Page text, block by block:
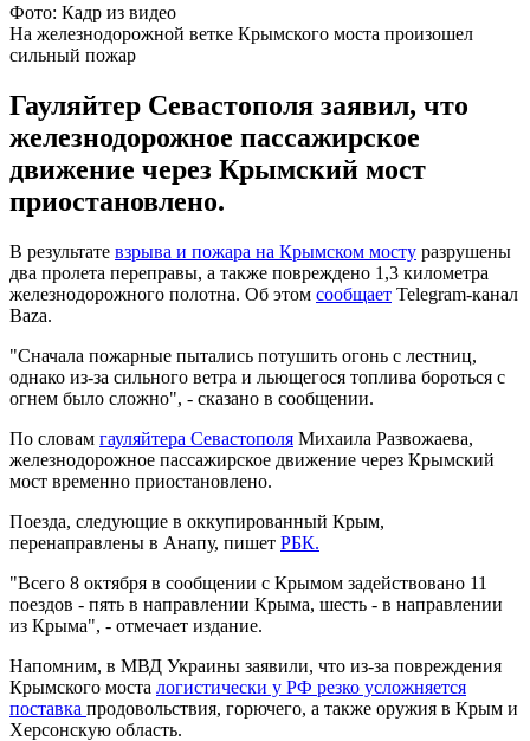
Фото: Кадр из видео
На железнодорожной ветке Крымского моста произошел
сильный пожар
Гауляйтер Севастополя заявил, что
железнодорожное пассажирское
движение через Крымский мост
приостановлено.
В результате взрыва и пожара на Крымском мосту разрушены
два пролета переправы, а также повреждено 1,3 километра
железнодорожного полотна. Об этом сообщает Telegram-канал
Baza.
"Сначала пожарные пытались потушить огонь с лестниц,
однако из-за сильного ветра и льющегося топлива бороться с
огнем было сложно", - сказано в сообщении.
По словам гауляйтера Севастополя Михаила Развожаева,
железнодорожное пассажирское движение через Крымский
мост временно приостановлено.
Поезда, следующие в оккупированный Крым,
перенаправлены в Анапу, пишет РБК.
"Всего 8 октября в сообщении с Крымом задействовано 11
поездов - пять в направлении Крыма, шесть - в направлении
из Крыма", - отмечает издание.
Напомним, в МВД Украины заявили, что из-за повреждения
Крымского моста логистически у РФ резко усложняется
поставка продовольствия, горючего, а также оружия в Крым и
Херсонскую область.